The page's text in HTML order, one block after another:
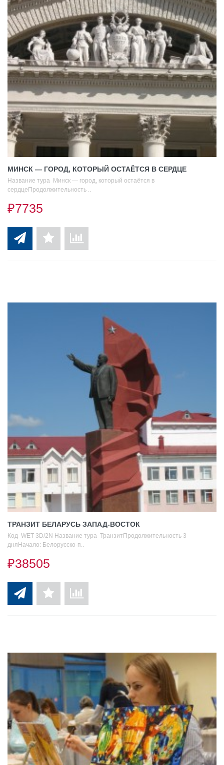
МИНСК — ГОРОД, КОТОРЫЙ ОСТАЁТСЯ В СЕРДЦЕ
Название тура Минск — город, который остаётся в
сердцеПродолжительность ..
₽7735
ТРАНЗИТ БЕЛАРУСЬ ЗАПАД-ВОСТОК
Код WET 3D/2N Название тура ТранзитПродолжительность 3
дняНачало: Белорусско-п..
₽38505